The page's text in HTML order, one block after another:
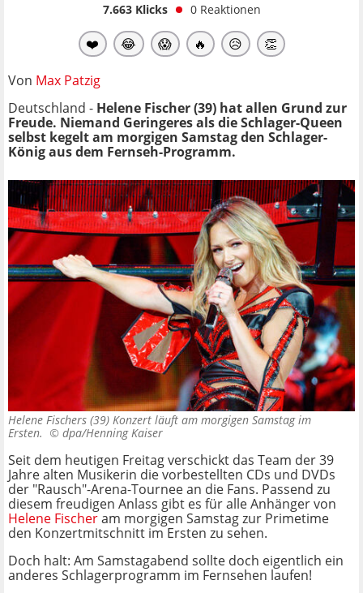
7.663Klicks 0 Reaktionen
❤️ 😂 😱 🔥 😥 👏
Von Max Patzig
Deutschland - Helene Fischer (39) hat allen Grund zur
Freude. Niemand Geringeres als die Schlager-Queen
selbst kegelt am morgigen Samstag den Schlager-
König aus dem Fernseh-Programm.
Helene Fischers (39) Konzert läuft am morgigen Samstag im
Ersten. © dpa/Henning Kaiser
Seit dem heutigen Freitag verschickt das Team der 39
Jahre alten Musikerin die vorbestellten CDs und DVDs
der "Rausch"-Arena-Tournee an die Fans. Passend zu
diesem freudigen Anlass gibt es für alle Anhänger von
Helene Fischeram morgigen Samstag zur Primetime
den Konzertmitschnitt im Ersten zu sehen.
Doch halt: Am Samstagabend sollte doch eigentlich ein
anderes Schlagerprogramm im Fernsehen laufen!